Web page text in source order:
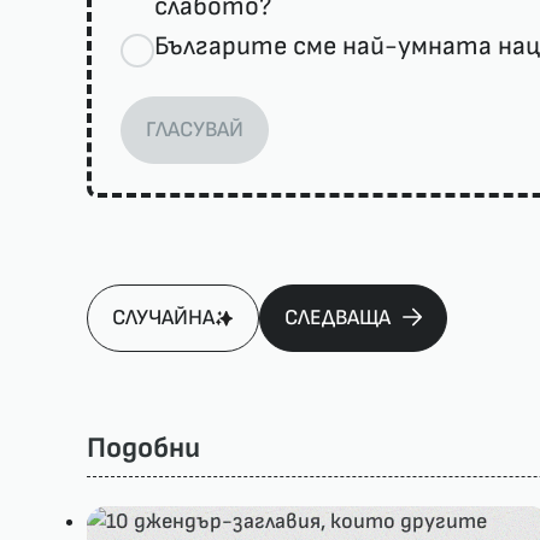
слабото?
Българите сме най-умната
ГЛАСУВАЙ
СЛУЧАЙНА СЛЕДВАЩА
Подобни